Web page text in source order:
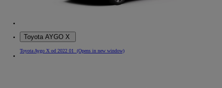
Toyota AYGO X
Toyota Aygo X od 2022 01 (Opens in new window)